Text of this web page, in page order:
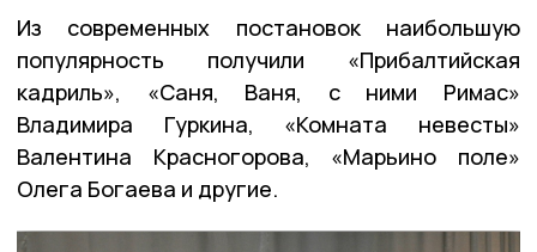
Из современных постановок наибольшую
популярность получили «Прибалтийская
кадриль», «Саня, Ваня, с ними Римас»
Владимира Гуркина, «Комната невесты»
Валентина Красногорова, «Марьино поле»
Олега Богаева и другие.